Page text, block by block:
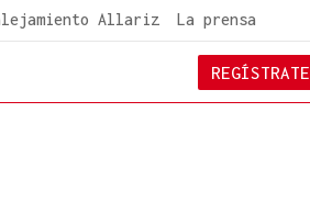
Allariz La prensa
REGÍSTRATE